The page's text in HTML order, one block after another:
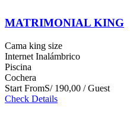
MATRIMONIAL KING
Cama king size
Internet Inalámbrico
Piscina
Cochera
Start FromS/ 190,00 / Guest
Check Details